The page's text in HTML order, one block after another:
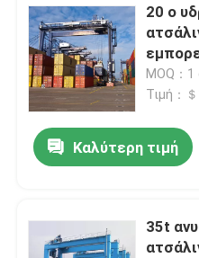
20 ο
RTG
MOQ：
Τιμή：
Καλύτερη τιμή
35t